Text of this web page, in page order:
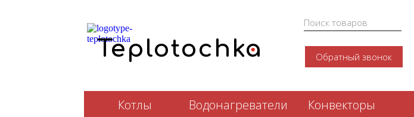
Teplotochka
. Обратный звонок
Котлы Водонагреватели Конвекторы